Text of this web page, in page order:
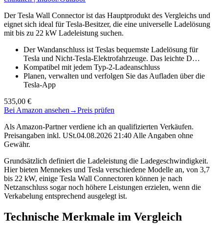
Der Tesla Wall Connector ist das Hauptprodukt des Vergleichs und
eignet sich ideal für Tesla-Besitzer, die eine universelle Ladelösung
mit bis zu 22 kW Ladeleistung suchen.
Der Wandanschluss ist Teslas bequemste Ladelösung für
Tesla und Nicht-Tesla-Elektrofahrzeuge. Das leichte D…
Kompatibel mit jedem Typ-2-Ladeanschluss
Planen, verwalten und verfolgen Sie das Aufladen über die
Tesla-App
535,00 €
Bei Amazon ansehen →Preis prüfen
Als Amazon-Partner verdiene ich an qualifizierten Verkäufen.
Preisangaben inkl. USt.04.08.2026 21:40 Alle Angaben ohne
Gewähr.
Grundsätzlich definiert die Ladeleistung die Ladegeschwindigkeit.
Hier bieten Mennekes und Tesla verschiedene Modelle an, von 3,7
bis 22 kW, einige Tesla Wall Connectoren können je nach
Netzanschluss sogar noch höhere Leistungen erzielen, wenn die
Verkabelung entsprechend ausgelegt ist.
Technische Merkmale im Vergleich